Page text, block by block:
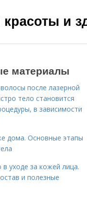
и
материалы
после лазерной
тело становится
в зависимости
дома. Основные этапы
уходе за кожей лица.
и полезные